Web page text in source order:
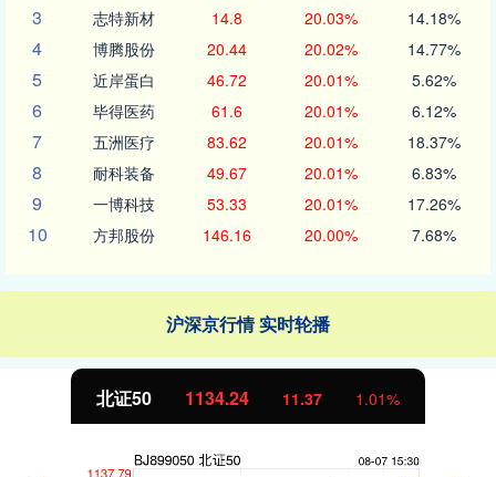
3 志特新材 14.8 20.03% 14.18%
4 博腾股份 20.44 20.02% 14.77%
5 近岸蛋白 46.72 20.01% 5.62%
6 毕得医药 61.6 20.01% 6.12%
7 五洲医疗 83.62 20.01% 18.37%
8 耐科装备 49.67 20.01% 6.83%
9 一博科技 53.33 20.01% 17.26%
10 方邦股份 146.16 20.00% 7.68%
沪深京行情 实时轮播
北证50 1134.24 11.37 1.01%